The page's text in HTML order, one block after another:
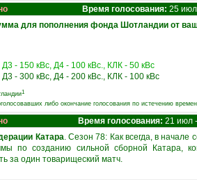
Время голосования: 25 июл
для пополнения фонда Шотландии от
- 150 кВс, Д4 - 100 кВс., КЛК - 50 кВс
- 300 кВс, Д4 - 200 кВс., КЛК - 100 кВс
1
либо окончание голосования по истечению
Время голосования: 21 июл
Катара. Сезон 78: Как всегда, в
по созданию сильной сборной Катара,
за один товарищеский матч.